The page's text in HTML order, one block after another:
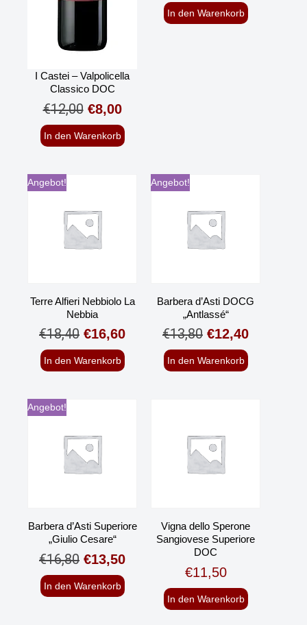
I Castei – Valpolicella
Classico DOC
€12,00 €8,00
In den Warenkorb
In den Warenkorb
Angebot!
Terre Alfieri Nebbiolo La
Nebbia
€18,40 €16,60
In den Warenkorb
Angebot!
Barbera d’Asti DOCG
„Antlassé“
€13,80 €12,40
In den Warenkorb
Angebot!
Barbera d’Asti Superiore
„Giulio Cesare“
€16,80 €13,50
In den Warenkorb
Vigna dello Sperone
Sangiovese Superiore
DOC
€11,50
In den Warenkorb